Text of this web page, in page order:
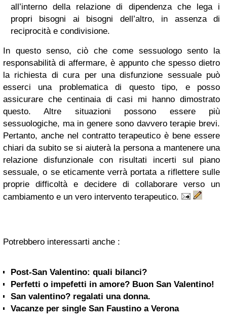
all’interno della relazione di dipendenza che lega i
propri bisogni ai bisogni dell’altro, in assenza di
reciprocità e condivisione.
In questo senso, ciò che come sessuologo sento la
responsabilità di affermare, è appunto che spesso dietro
la richiesta di cura per una disfunzione sessuale può
esserci una problematica di questo tipo, e posso
assicurare che centinaia di casi mi hanno dimostrato
questo. Altre situazioni possono essere più
sessuologiche, ma in genere sono davvero terapie brevi.
Pertanto, anche nel contratto terapeutico è bene essere
chiari da subito se si aiuterà la persona a mantenere una
relazione disfunzionale con risultati incerti sul piano
sessuale, o se eticamente verrà portata a riflettere sulle
proprie difficoltà e decidere di collaborare verso un
cambiamento e un vero intervento terapeutico.
Potrebbero interessarti anche :
Post-San Valentino: quali bilanci?
Perfetti o impefetti in amore? Buon San Valentino!
San valentino? regalati una donna.
Vacanze per single San Faustino a Verona